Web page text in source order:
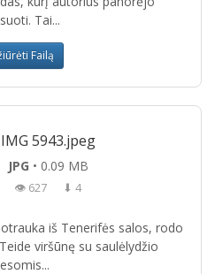
Tai...
Failą
IMG 5943.jpeg
JPG • 0.09 MB
👁 627 ⬇ 4
iš Tenerifės salos, rodo
viršūnę su saulėlydžio